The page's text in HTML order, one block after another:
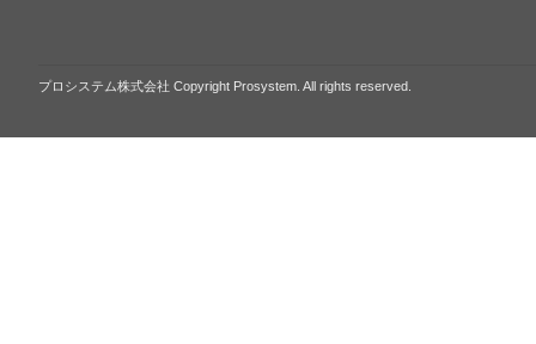
プロシステム株式会社 Copyright Prosystem. All rights reserved.